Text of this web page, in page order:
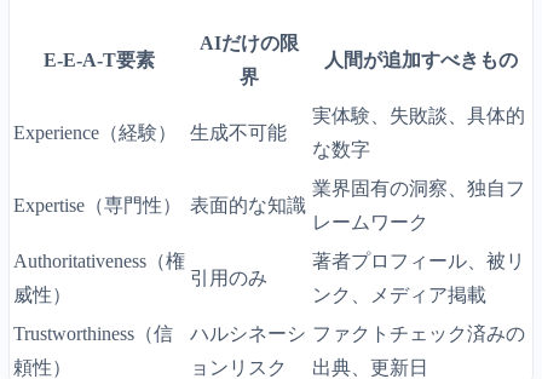
E-E-A-T要素
AIだけの限
界
人間が追加すべきもの
Experience（経験） 生成不可能
実体験、失敗談、具体的
な数字
Expertise（専門性） 表面的な知識
業界固有の洞察、独自フ
レームワーク
Authoritativeness（権
威性）
引用のみ
著者プロフィール、被リ
ンク、メディア掲載
Trustworthiness（信
頼性）
ハルシネーシ
ョンリスク
ファクトチェック済みの
出典、更新日